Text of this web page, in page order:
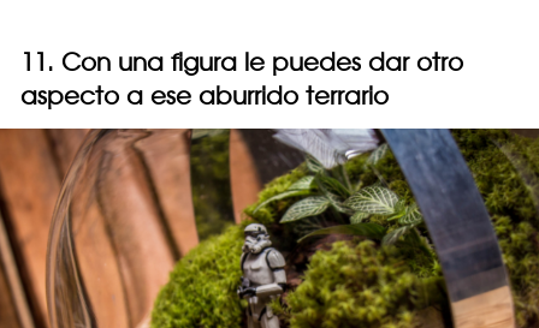
11. Con una figura le puedes dar otro
aspecto a ese aburrido terrario